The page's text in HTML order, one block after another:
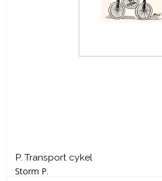
P. Transport cykel
Storm P.